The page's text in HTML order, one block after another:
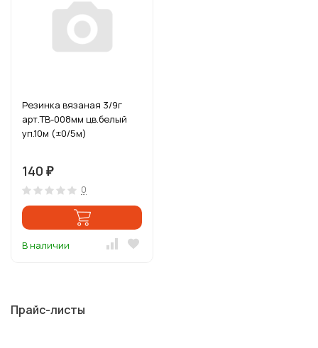
Резинка вязаная 3/9г
арт.ТВ-008мм цв.белый
уп.10м (±0/5м)
140 ₽
0
В наличии
Прайс-листы